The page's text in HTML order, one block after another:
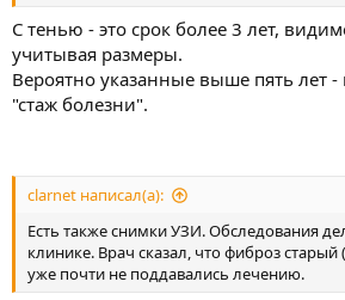
С тенью - это срок более 3 лет,
учитывая размеры.
Вероятно указанные выше пять лет -
"стаж болезни".
clarnet написал(а):
Есть также снимки УЗИ. Обследования
клинике. Врач сказал, что фиброз
уже почти не поддавались лечению.